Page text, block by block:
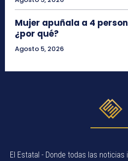
Mujer apuñala a 4
¿por qué?
Agosto 5, 2026
El Estatal - Donde todas las noticias